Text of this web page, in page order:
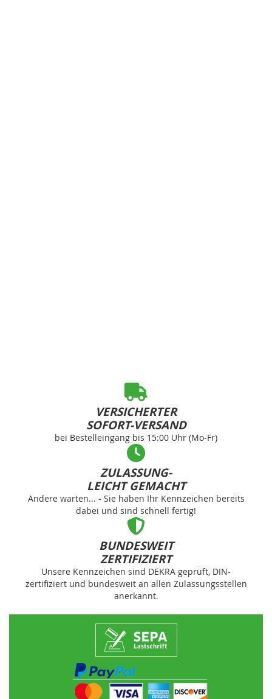
VERSICHERTER
SOFORT-VERSAND
bei Bestelleingang bis 15:00 Uhr (Mo-Fr)
ZULASSUNG-
LEICHT GEMACHT
Andere warten... - Sie haben Ihr Kennzeichen bereits
dabei und sind schnell fertig!
BUNDESWEIT
ZERTIFIZIERT
Unsere Kennzeichen sind DEKRA geprüft, DIN-
zertifiziert und bundesweit an allen Zulassungsstellen
anerkannt.